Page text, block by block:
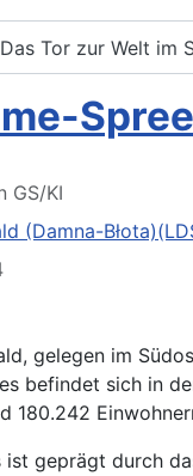
Tor zur Welt im
GS/KI
(Damna-
gelegen im
befindet sich in
180.242
ist geprägt durch